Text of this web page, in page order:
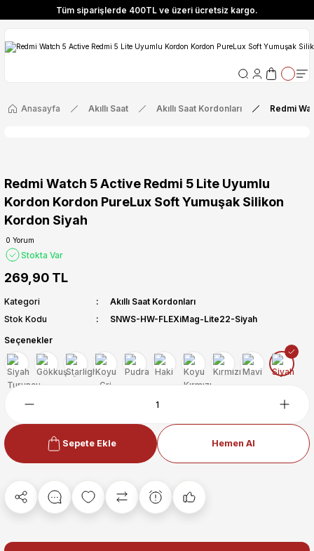
Tüm siparişlerde 400TL ve üzeri ücretsiz kargo.
Özel! YENI10 koduyla 400 TL ve üzeri alışverişlerinizde %10 indirim
Tüm siparişlerde 400TL ve üzeri ücretsiz kargo.
Özel! YENI10 koduyla 400 TL ve üzeri alışverişlerinizde %10 indirim
Anasayfa Akıllı Saat Akıllı Saat Kordonları Redmi
Redmi Watch 5 Active Redmi 5 Lite Uyumlu
Kordon Kordon PureLux Soft Yumuşak Silikon
Kordon Siyah
0 Yorum
Stokta Var
269,90 TL
Kategori
Akıllı Saat Kordonları
Stok Kodu
SNWS-HW-FLEXiMag-Lite22-Siyah
Seçenekler
Sepete Ekle Hemen Al